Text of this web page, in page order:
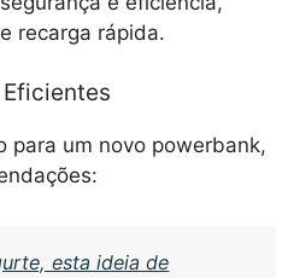
recarga rápida.
para um novo powerbank,
esta ideia de